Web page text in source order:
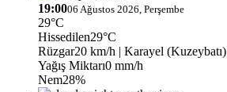
19:0006 Ağustos 2026, Perşembe
29°C
Hissedilen29°C
Rüzgar20 km/h | Karayel (Kuzeybatı)
Yağış Miktarı0 mm/h
Nem28%